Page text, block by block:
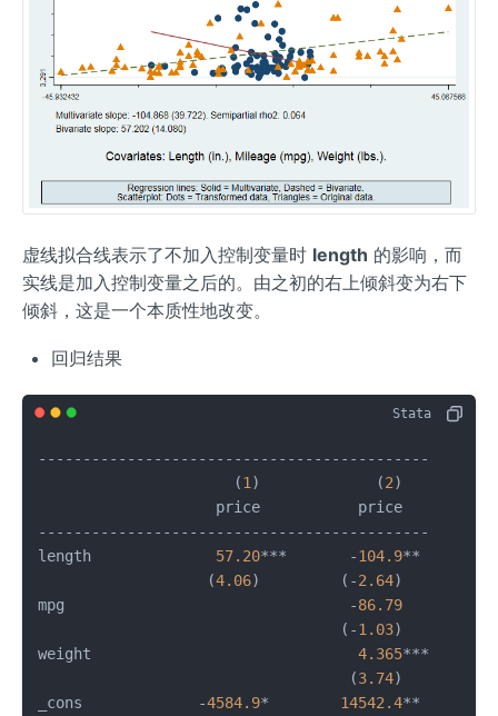
虚线拟合线表示了不加入控制变量时 length 的影响，而
实线是加入控制变量之后的。由之初的右上倾斜变为右下
倾斜，这是一个本质性地改变。
回归结果
--------------------------------------------
                      (
1 )             (2)
                    price           price
--------------------------------------------
length 57.20***       -104.9**
                   (
4.06)         (-2.64)
mpg                                -86.79
                                  (-
1.03)
weight 4.365***
                                   (
3.74)
_cons             -4584.9* 14542.4**